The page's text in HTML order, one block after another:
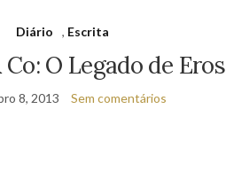
Diário , Escrita
O Legado de Eros
8, 2013 Sem comentários